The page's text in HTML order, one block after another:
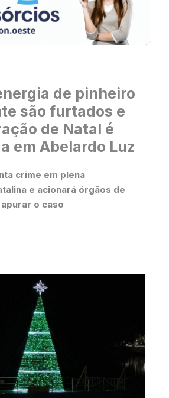
de pinheiro
são furtados e
de Natal é
em Abelardo Luz
crime em plena
e acionará órgãos de
o caso